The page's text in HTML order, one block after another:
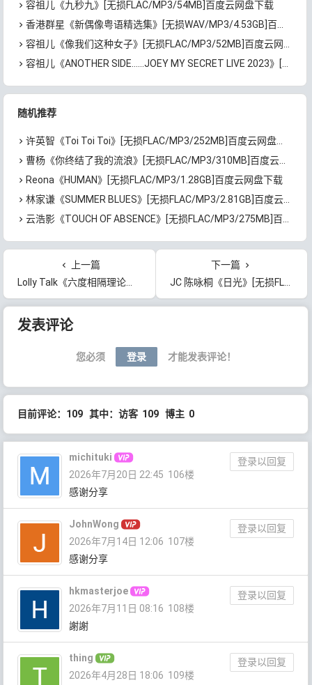
容祖儿《九秒九》[无损FLAC/MP3/54MB]百度云网盘下载
香港群星《新偶像粤语精选集》[无损WAV/MP3/4.53GB]百度云网盘下载
容祖儿《像我们这种女子》[无损FLAC/MP3/52MB]百度云网盘下载
容祖儿《ANOTHER SIDE……JOEY MY SECRET LIVE 2023》[无损WAV/MP3/750MB]百度云网盘下载
随机推荐
许英智《Toi Toi Toi》[无损FLAC/MP3/252MB]百度云网盘下载
曹杨《你终结了我的流浪》[无损FLAC/MP3/310MB]百度云网盘下载
Reona《HUMAN》[无损FLAC/MP3/1.28GB]百度云网盘下载
林家谦《SUMMER BLUES》[无损FLAC/MP3/2.81GB]百度云网盘下载
云浩影《TOUCH OF ABSENCE》[无损FLAC/MP3/275MB]百度云网盘下载
上一篇
Lolly Talk《六度相隔理论》[无损FLAC/MP3/61MB]百度云网盘下载
下一篇
JC 陈咏桐《日光》[无损FLAC/MP3/46MB]百度云网盘下载
文章导航
发表评论
您必须 登录 才能发表评论！
目前评论：109 其中：访客 109 博主 0
michituki
登录以回复
2026年7月20日 22:45 106楼
感谢分享
JohnWong
登录以回复
2026年7月14日 12:06 107楼
感谢分享
hkmasterjoe
登录以回复
2026年7月11日 08:16 108楼
謝謝
thing
登录以回复
2026年4月28日 18:06 109楼